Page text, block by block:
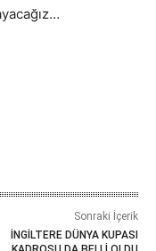
Sonraki İçerik
İNGİLTERE DÜNYA KUPASI